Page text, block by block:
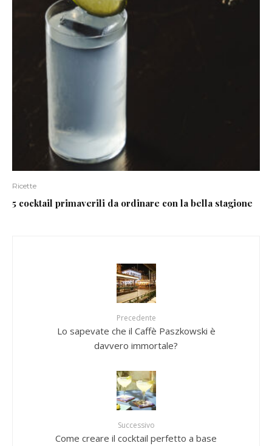
Ricette
5 cocktail primaverili da ordinare con la bella stagione
Precedente
Lo sapevate che il Caffè Paszkowski è
davvero immortale?
Successivo
Come creare il cocktail perfetto a base